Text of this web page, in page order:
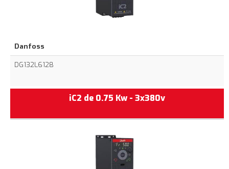
Danfoss
DG132L6128
iC2 de 0.75 Kw - 3x380v